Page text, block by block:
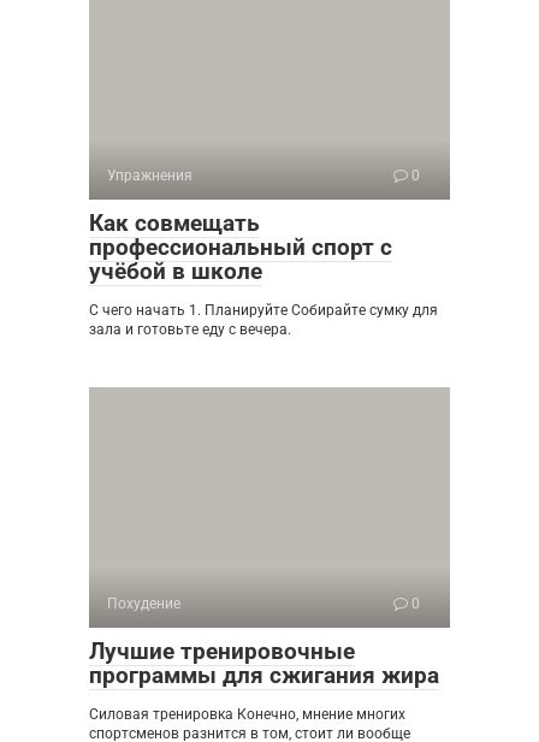
Упражнения 0
Как совмещать
профессиональный спорт с
учёбой в школе
С чего начать 1. Планируйте Собирайте сумку для
зала и готовьте еду с вечера.
Похудение 0
Лучшие тренировочные
программы для сжигания жира
Силовая тренировка Конечно, мнение многих
спортсменов разнится в том, стоит ли вообще